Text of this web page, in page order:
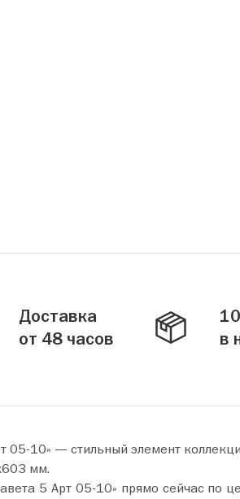
Доставка
от 48 часов
в
05-10» — стильный элемент
мм.
сейчас по цене от 68 990 руб. Добавьте товар в корзину и оформите